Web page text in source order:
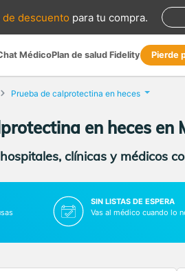
de descuento para tu compra.
MédicoPlan de salud Fidelity Pierde
Prueba de calprotectina en heces
en heces en
clínicas y médicos
SIN LISTAS DE ESPERA
Vas al médico cuando lo